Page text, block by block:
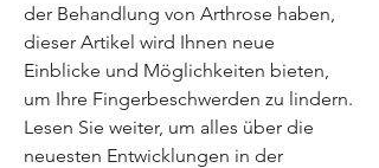
der Behandlung von Arthrose haben,
dieser Artikel wird Ihnen neue
Einblicke und Möglichkeiten bieten,
um Ihre Fingerbeschwerden zu lindern.
Lesen Sie weiter, um alles über die
neuesten Entwicklungen in der